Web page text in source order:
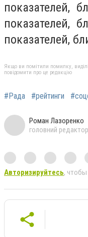
показателей,
показателей,
показателей,
Якщо ви помітили помилку,
повідомити про це редакцію
#Рада #рейтинги
Роман Лазоренко
головний редактор
Авторизируйтесь,